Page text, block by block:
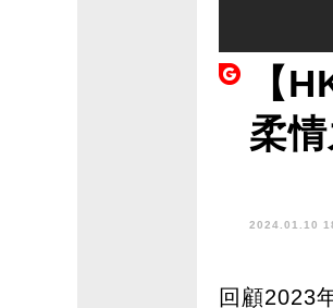
【
柔
2024.01.10
回顧2023